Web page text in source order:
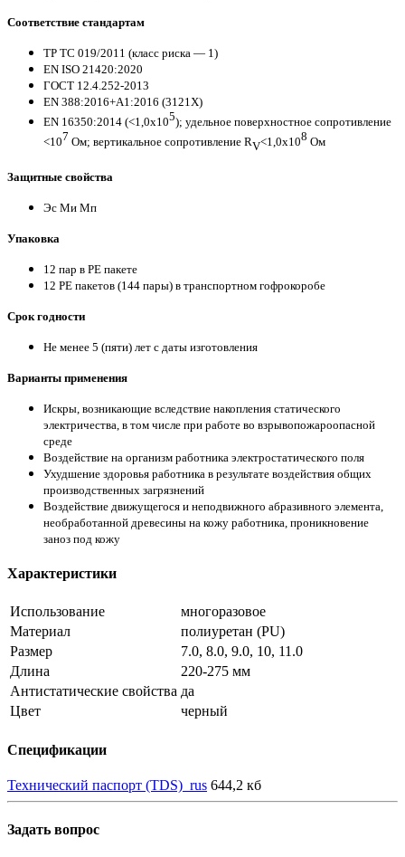
Соответствие стандартам
ТР ТС 019/2011 (класс риска — 1)
EN ISO 21420:2020
ГОСТ 12.4.252-2013
EN 388:2016+A1:2016 (3121X)
EN 16350:2014 (<1,0x105); удельное поверхностное сопротивление
<107 Ом; вертикальное сопротивление RV<1,0x108 Ом
Защитные свойства
Эс Ми Мп
Упаковка
12 пар в PE пакете
12 PE пакетов (144 пары) в транспортном гофрокоробе
Срок годности
Не менее 5 (пяти) лет с даты изготовления
Варианты применения
Искры, возникающие вследствие накопления статического
электричества, в том числе при работе во взрывопожароопасной
среде
Воздействие на организм работника электростатического поля
Ухудшение здоровья работника в результате воздействия общих
производственных загрязнений
Воздействие движущегося и неподвижного абразивного элемента,
необработанной древесины на кожу работника, проникновение
заноз под кожу
Характеристики
Использование
многоразовое
Материал
полиуретан (PU)
Размер
7.0, 8.0, 9.0, 10, 11.0
Длина
220-275 мм
Антистатические свойства да
Цвет
черный
Спецификации
Технический паспорт (TDS)_rus 644,2 кб
Задать вопрос